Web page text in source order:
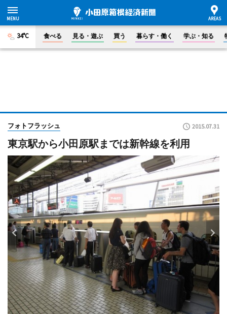
34°C 食べる 見る・遊ぶ 買う 暮らす・働く 学ぶ・知る
フォトフラッシュ 2015.07.31
東京駅から小田原駅までは新幹線を利用